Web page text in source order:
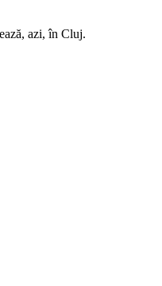
azi, în Cluj.